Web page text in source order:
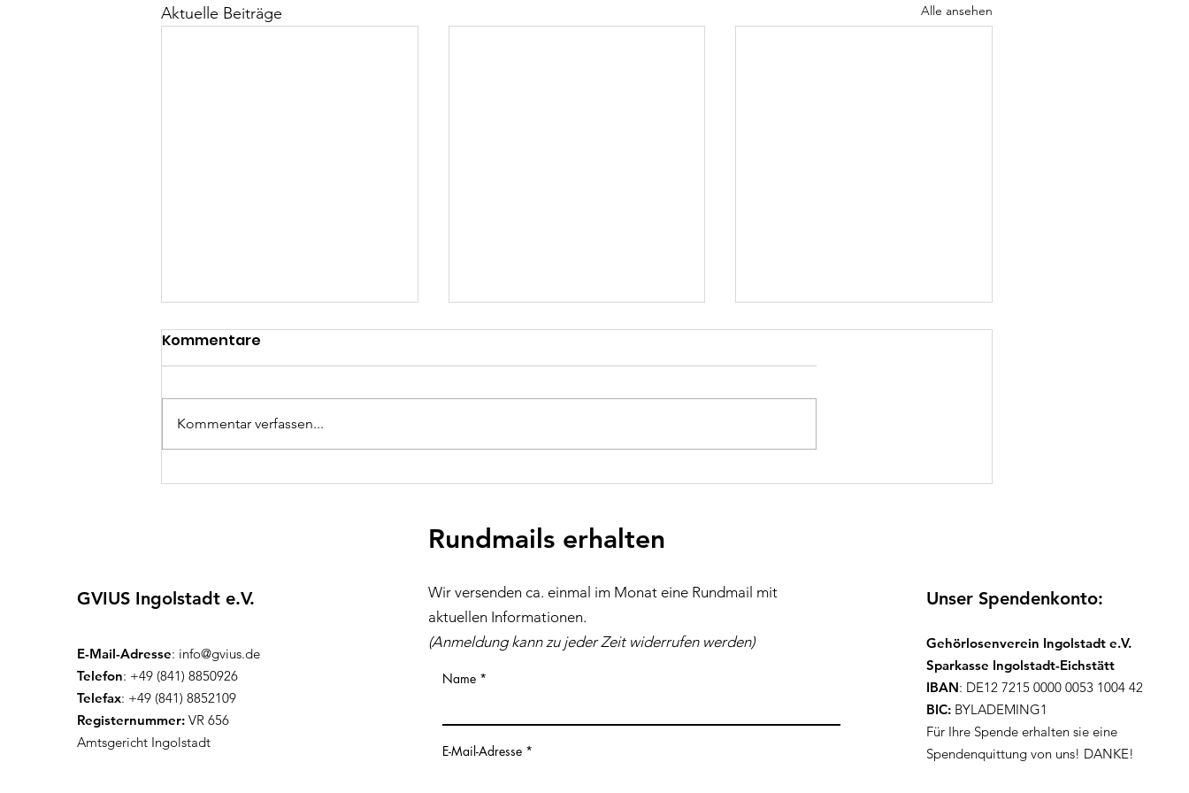
Aktuelle Beiträge Alle ansehen
Inklusives Angebot vom
Herzliche Einladung zum
Herzliche Einladung zum
Kommentare
Kommentar verfassen...
GVIUS Ingolstadt e.V.
E-Mail-Adresse: info@gvius.de
Telefon: +49 (841) 8850926
Telefax: +49 (841) 8852109
Registernummer: VR 656
Amtsgericht Ingolstadt
Rundmails erhalten
Wir versenden ca. einmal im Monat eine Rundmail mit
aktuellen Informationen.
(Anmeldung kann zu jeder Zeit widerrufen werden)
Name
E-Mail-Adresse
Unser Spendenkonto:
Gehörlosenverein Ingolstadt e.V.
Sparkasse Ingolstadt-Eichstätt
IBAN: DE12 7215 0000 0053 1004 42
BIC: BYLADEMING1
Für Ihre Spende erhalten sie eine
Spendenquittung von uns! DANKE!